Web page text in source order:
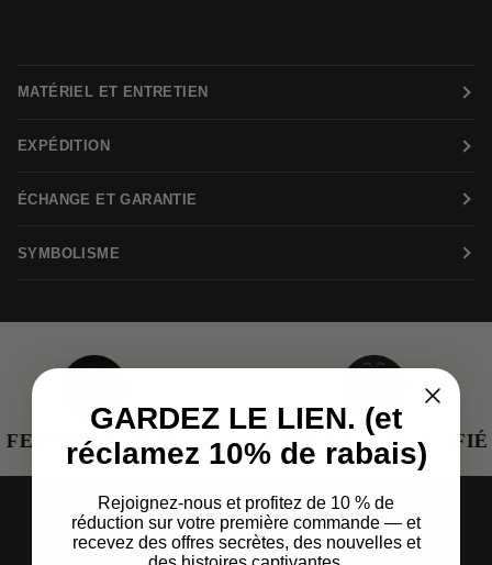
MATÉRIEL ET ENTRETIEN
EXPÉDITION
ÉCHANGE ET GARANTIE
SYMBOLISME
EN TÊTE ARTISANAT QUALIFIÉ
CONÇU POUR TRANSCENDER
GARDEZ LE LIEN. (et
réclamez 10% de rabais)
Rejoignez-nous et profitez de 10 % de
réduction sur votre première commande — et
recevez des offres secrètes, des nouvelles et